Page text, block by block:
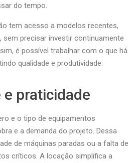
do tempo.
tem acesso a modelos recentes,
precisar investir continuamente
é possível trabalhar com o que há
qualidade e produtividade.
praticidade
e o tipo de equipamentos
e a demanda do projeto. Dessa
de máquinas paradas ou a falta de
críticos. A locação simplifica a